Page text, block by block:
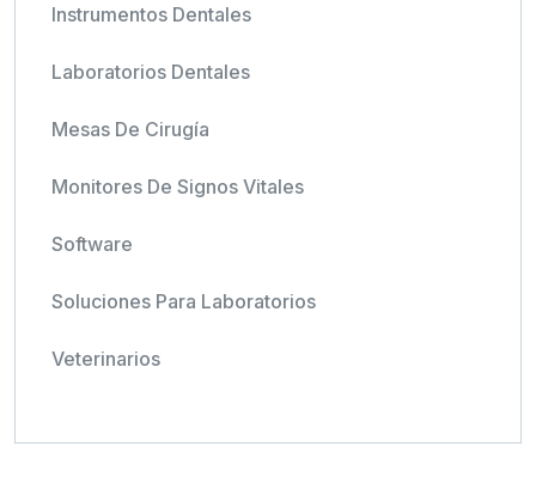
Instrumentos Dentales
Laboratorios Dentales
Mesas De Cirugía
Monitores De Signos Vitales
Software
Soluciones Para Laboratorios
Veterinarios